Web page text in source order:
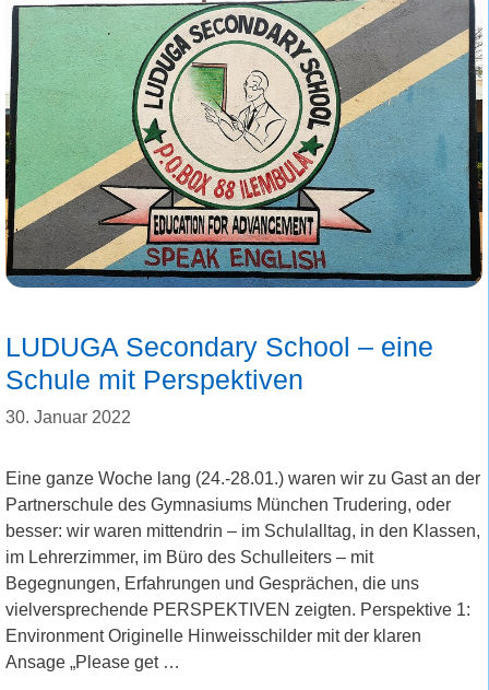
LUDUGA Secondary School – eine
Schule mit Perspektiven
30. Januar 2022
Eine ganze Woche lang (24.-28.01.) waren wir zu Gast an der
Partnerschule des Gymnasiums München Trudering, oder
besser: wir waren mittendrin – im Schulalltag, in den Klassen,
im Lehrerzimmer, im Büro des Schulleiters – mit
Begegnungen, Erfahrungen und Gesprächen, die uns
vielversprechende PERSPEKTIVEN zeigten. Perspektive 1:
Environment Originelle Hinweisschilder mit der klaren
Ansage „Please get …